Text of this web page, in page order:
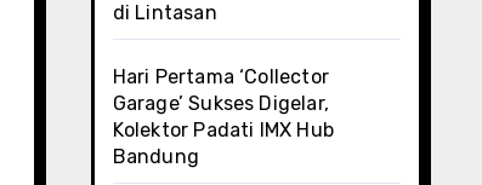
di Lintasan
Hari Pertama ‘Collector
Garage’ Sukses Digelar,
Kolektor Padati IMX Hub
Bandung